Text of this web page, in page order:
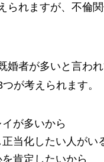
られますが、不倫
婚者が多いと言わ
が考えられます。
が多いから
当化したい人がい
肯定したいから